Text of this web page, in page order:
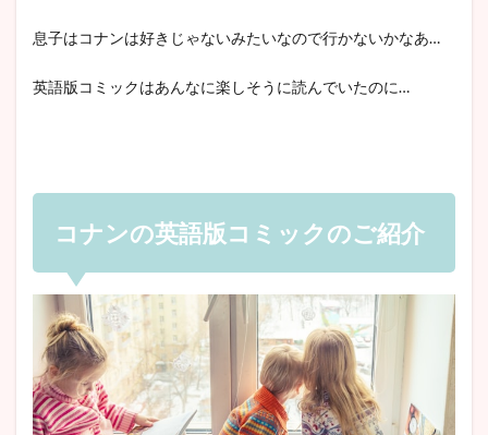
息子はコナンは好きじゃないみたいなので行かないかなあ…
英語版コミックはあんなに楽しそうに読んでいたのに…
コナンの英語版コミックのご紹介